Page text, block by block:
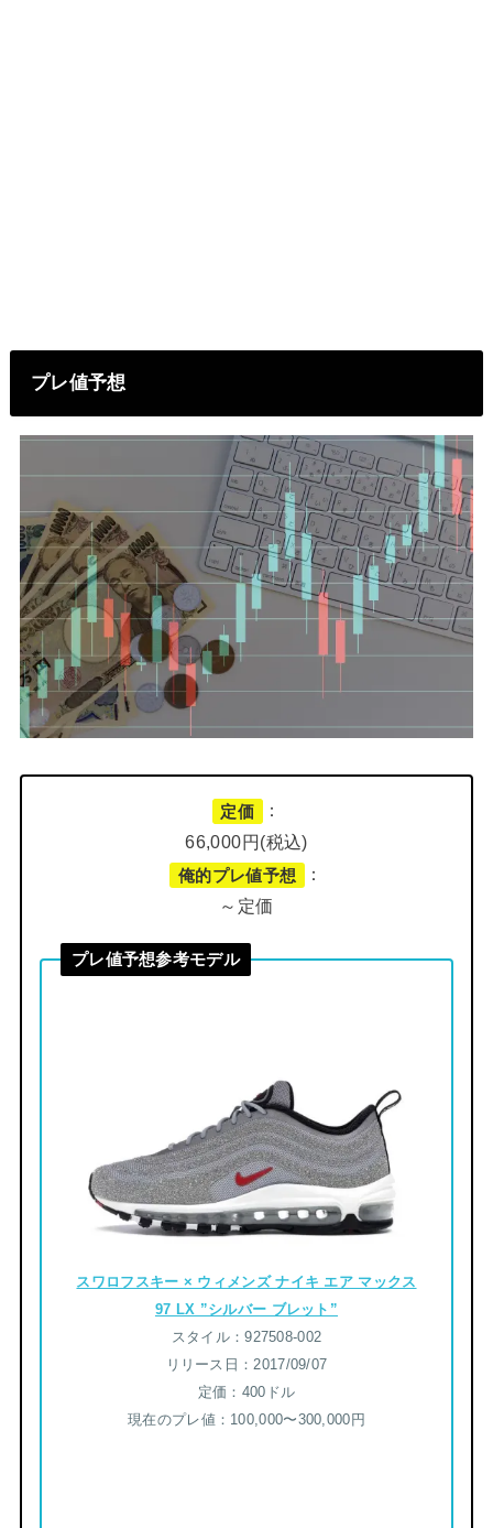
プレ値予想
定価
：
66,000円(税込)
俺的プレ値予想
：
～定価
プレ値予想参考モデル
スワロフスキー × ウィメンズ ナイキ エア マックス
97 LX ”シルバー ブレット”
スタイル：927508-002
リリース日：2017/09/07
定価：400ドル
現在のプレ値：100,000〜300,000円